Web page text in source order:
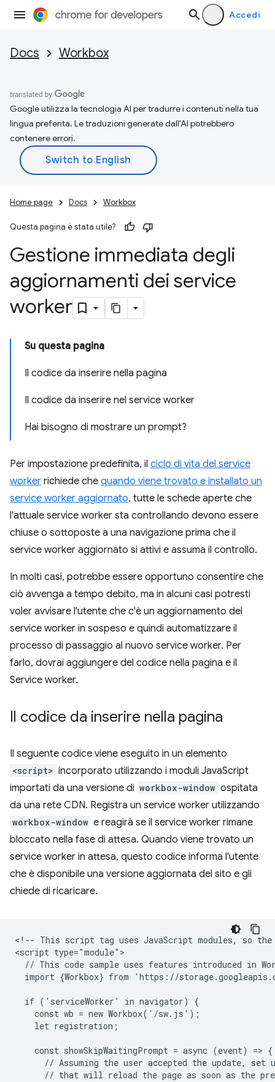
Accedi
Docs Workbox
Google utilizza la tecnologia AI per tradurre i contenuti nella tua
lingua preferita. Le traduzioni generate dall'AI potrebbero
contenere errori.
Home page Docs Workbox
Questa pagina è stata utile?
Gestione immediata degli
aggiornamenti dei service
worker
Su questa pagina
Il codice da inserire nella pagina
Il codice da inserire nel service worker
Hai bisogno di mostrare un prompt?
Per impostazione predefinita, il ciclo di vita del service
worker richiede che quando viene trovato e installato un
service worker aggiornato, tutte le schede aperte che
l'attuale service worker sta controllando devono essere
chiuse o sottoposte a una navigazione prima che il
service worker aggiornato si attivi e assuma il controllo.
In molti casi, potrebbe essere opportuno consentire che
ciò avvenga a tempo debito, ma in alcuni casi potresti
voler avvisare l'utente che c'è un aggiornamento del
service worker in sospeso e quindi automatizzare il
processo di passaggio al nuovo service worker. Per
farlo, dovrai aggiungere del codice nella pagina e il
Service worker.
Il codice da inserire nella pagina
Il seguente codice viene eseguito in un elemento
<script> incorporato utilizzando i moduli JavaScript
importati da una versione di workbox-window ospitata
da una rete CDN. Registra un service worker utilizzando
workbox-window e reagirà se il service worker rimane
bloccato nella fase di attesa. Quando viene trovato un
service worker in attesa, questo codice informa l'utente
che è disponibile una versione aggiornata del sito e gli
chiede di ricaricare.
<!-- This script tag uses JavaScript modules, so
<script type="module">
// This code sample uses features introduced in
import {Workbox} from 'https://
  if ('serviceWorker' in navigator) {
    const wb = new Workbox('/sw.js');
    let registration;
    const showSkipWaitingPrompt = async (event) => {
// Assuming the user accepted the update, set
// that will reload the page as soon as the